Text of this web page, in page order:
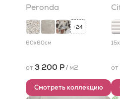
Peronda
+24
60x60см
от 3 200 Р/ м2
Смотреть коллекцию
от